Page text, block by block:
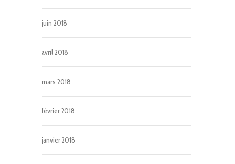
juin 2018
avril 2018
mars 2018
février 2018
janvier 2018